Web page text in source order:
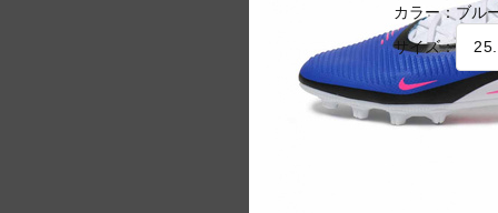
カラー：ブル
サイズ：